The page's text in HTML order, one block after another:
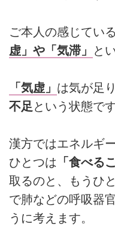
ご本人の感じてい
虚」や「気滞」
と
「気虚」 は気が足
不足 という状態です
漢方ではエネルギ
ひとつは 「食べる
取るのと、もうひ
で肺などの呼吸器
うに考えます。